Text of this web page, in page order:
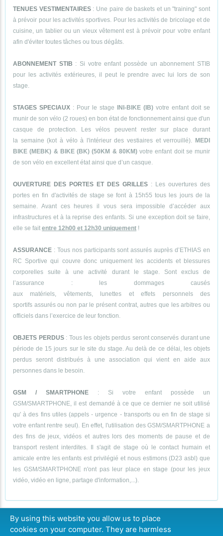
TENUES VESTIMENTAIRES: Une paire de baskets et un "training" sont
à prévoir pour les activités sportives. Pour les activités de bricolage et de
cuisine, un tablier ou un vieux vêtement est à prévoir pour votre enfant
afin d'éviter toutes tâches ou tous dégâts.
ABONNEMENT STIB : Si votre enfant possède un abonnement STIB
pour les activités extérieures, il peut le prendre avec lui lors de son
stage.
STAGES SPECIAUX : Pour le stage INI-BIKE (IB) votre enfant doit se
munir de son vélo (2 roues) en bon état de fonctionnement ainsi que d'un
casque de protection. Les vélos peuvent rester sur place durant
la semaine (kot à vélo à l'intérieur des vestiaires et verrouillé). MEDI
BIKE (MEBK) & BIKE (BK) (50KM & 80KM) votre enfant doit se munir
de son vélo en excellent état ainsi que d’un casque.
OUVERTURE DES PORTES ET DES GRILLES : Les ouvertures des
portes en fin d'activités de stage se font à 15h55 tous les jours de la
semaine. Avant ces heures il vous sera impossible d’accéder aux
infrastructures et à la reprise des enfants. Si une exception doit se faire,
elle se fait entre 12h00 et 12h30 uniquement !
ASSURANCE : Tous nos participants sont assurés auprès d’ETHIAS en
RC Sportive qui couvre donc uniquement les accidents et blessures
corporelles suite à une activité durant le stage. Sont exclus de
l’assurance : les dommages causés
aux matériels, vêtements, lunettes et effets personnels des
sportifs assurés ou non par le présent contrat, autres que les arbitres ou
officiels dans l’exercice de leur fonction.
OBJETS PERDUS: Tous les objets perdus seront conservés durant une
période de 15 jours sur le site du stage. Au delà de ce délai, les objets
perdus seront distribués à une association qui vient en aide aux
personnes dans le besoin.
GSM / SMARTPHONE : Si votre enfant possède un
GSM/SMARTPHONE, il est demandé à ce que ce dernier ne soit utilisé
qu' à des fins utiles (appels - urgence - transports ou en fin de stage si
votre enfant rentre seul). En effet, l'utilisation des GSM/SMARTPHONE a
des fins de jeux, vidéos et autres lors des moments de pause et de
transport restent interdites. Il s'agit de stage où le contact humain et
amicale entre les enfants est privilégié et nous estimons (D23 asbl) que
les GSM/SMARTPHONE n'ont pas leur place en stage (pour les jeux
vidéo, vidéo en ligne, partage d'information,...).
COMPLET
By using this website you allow us to place
cookies on your computer. They are harmless